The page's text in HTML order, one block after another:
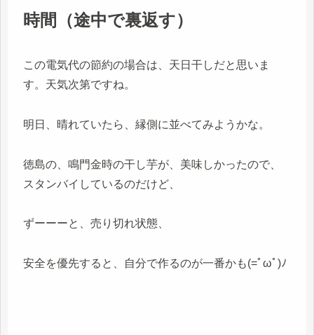
時間（途中で裏返す）
この電気代の節約の場合は、天日干しだと思いま
す。天気次第ですね。
明日、晴れていたら、縁側に並べてみようかな。
徳島の、鳴門金時の干し芋が、美味しかったので、
スタンバイしているのだけど、
ずーーーと、売り切れ状態、
安全を優先すると、自分で作るのが一番かも(=ﾟωﾟ)ﾉ